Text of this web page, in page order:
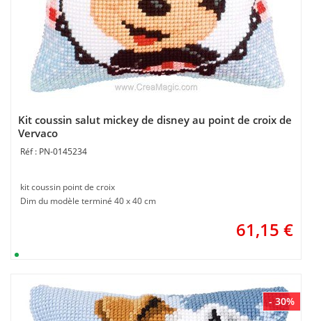
Kit coussin salut mickey de disney au point de croix de
Vervaco
PN-0145234
kit coussin point de croix
Dim du modèle terminé 40 x 40 cm
61,15 €
- 30%